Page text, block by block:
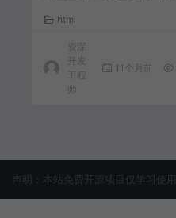
html
资深
开发
工程
11个月前
声明：本站免费开源项目仅学习使